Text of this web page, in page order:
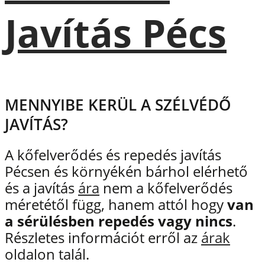
Javítás Pécs
MENNYIBE KERÜL A SZÉLVÉDŐ
JAVÍTÁS?
A kőfelverődés és repedés javítás
Pécsen és környékén bárhol elérhető
és a javítás ára nem a kőfelverődés
méretétől függ, hanem attól hogyvan
a sérülésben repedés vagy nincs.
Részletes információt erről az árak
oldalon talál.